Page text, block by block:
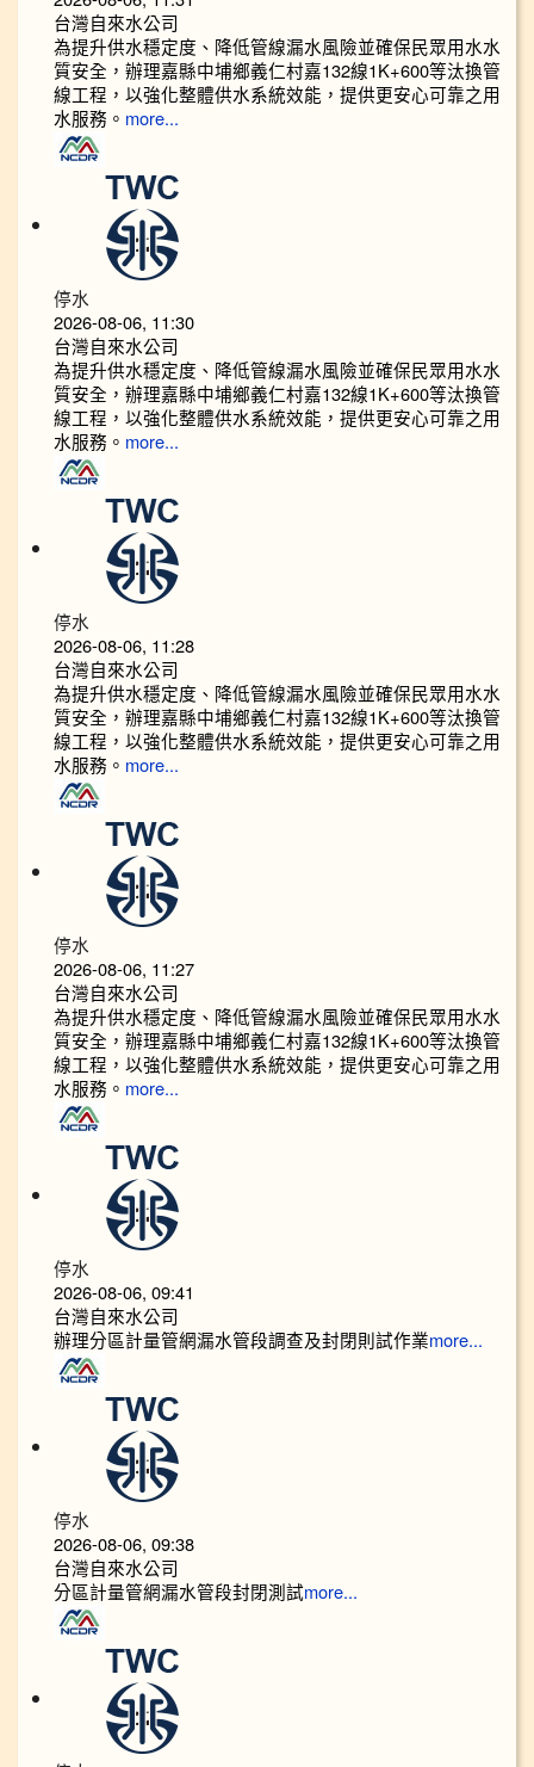
台灣自來水公司
為提升供水穩定度、降低管線漏水風險並確保民眾用水水
質安全，辦理嘉縣中埔鄉義仁村嘉132線1K+600等汰換管
線工程，以強化整體供水系統效能，提供更安心可靠之用
水服務。 more...
停水
2026-08-06, 11:30
台灣自來水公司
為提升供水穩定度、降低管線漏水風險並確保民眾用水水
質安全，辦理嘉縣中埔鄉義仁村嘉132線1K+600等汰換管
線工程，以強化整體供水系統效能，提供更安心可靠之用
水服務。 more...
停水
2026-08-06, 11:28
台灣自來水公司
為提升供水穩定度、降低管線漏水風險並確保民眾用水水
質安全，辦理嘉縣中埔鄉義仁村嘉132線1K+600等汰換管
線工程，以強化整體供水系統效能，提供更安心可靠之用
水服務。 more...
停水
2026-08-06, 11:27
台灣自來水公司
為提升供水穩定度、降低管線漏水風險並確保民眾用水水
質安全，辦理嘉縣中埔鄉義仁村嘉132線1K+600等汰換管
線工程，以強化整體供水系統效能，提供更安心可靠之用
水服務。 more...
停水
2026-08-06, 09:41
台灣自來水公司
辦理分區計量管網漏水管段調查及封閉則試作業more...
停水
2026-08-06, 09:38
台灣自來水公司
分區計量管網漏水管段封閉測試more...